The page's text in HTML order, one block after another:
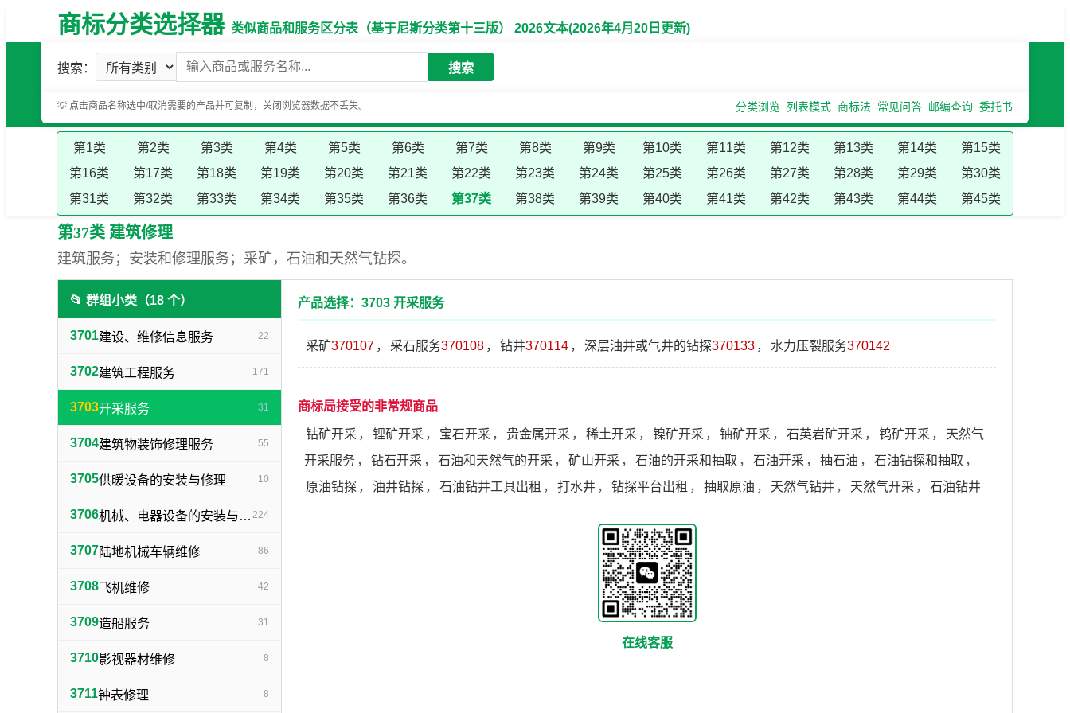
商标分类选择器类似商品和服务区分表（基于尼斯分类第十三版） 2026文本(2026年4月20日更新)
搜索： 搜索
💡 点击商品名称选中/取消需要的产品并可复制，关闭浏览器数据不丢失。 分类浏览 列表模式 商标法 常见问答 邮编查询 委托书
第1类 第2类 第3类 第4类 第5类 第6类 第7类 第8类 第9类 第10类 第11类 第12类 第13类 第14类
第15类
第16类
第17类 第18类 第19类 第20类 第21类 第22类 第23类 第24类 第25类 第26类 第27类 第28类 第29类
第30类
第31类
第32类 第33类 第34类 第35类 第36类 第37类 第38类 第39类 第40类 第41类 第42类 第43类 第44类 第45类
第37类 建筑修理
建筑服务；安装和修理服务；采矿，石油和天然气钻探。
📂 群组小类（18 个）
3701建设、维修信息服务 22
3702建筑工程服务 171
3703开采服务 31
3704建筑物装饰修理服务 55
3705供暖设备的安装与修理 10
3706 机械、电器设备的安装与修理 224
3707陆地机械车辆维修 86
3708飞机维修 42
3709造船服务 31
3710影视器材维修 8
3711钟表修理 8
产品选择：3703 开采服务
采矿370107 ， 采石服务370108 ， 钻井370114 ， 深层油井或气井的钻探370133 ， 水力压裂服务370142
商标局接受的非常规商品
钴矿开采 ， 锂矿开采 ， 宝石开采 ， 贵金属开采 ， 稀土开采 ， 镍矿开采 ， 铀矿开采 ， 石英岩矿开采 ， 钨矿开采 ，
天然气
开采服务 ， 钻石开采 ， 石油和天然气的开采 ， 矿山开采 ， 石油的开采和抽取 ， 石油开采 ， 抽石油 ， 石油钻探和抽取 ，
原油钻探 ， 油井钻探 ， 石油钻井工具出租 ， 打水井 ， 钻探平台出租 ， 抽取原油 ， 天然气钻井 ， 天然气开采 ， 石油钻井
在线客服